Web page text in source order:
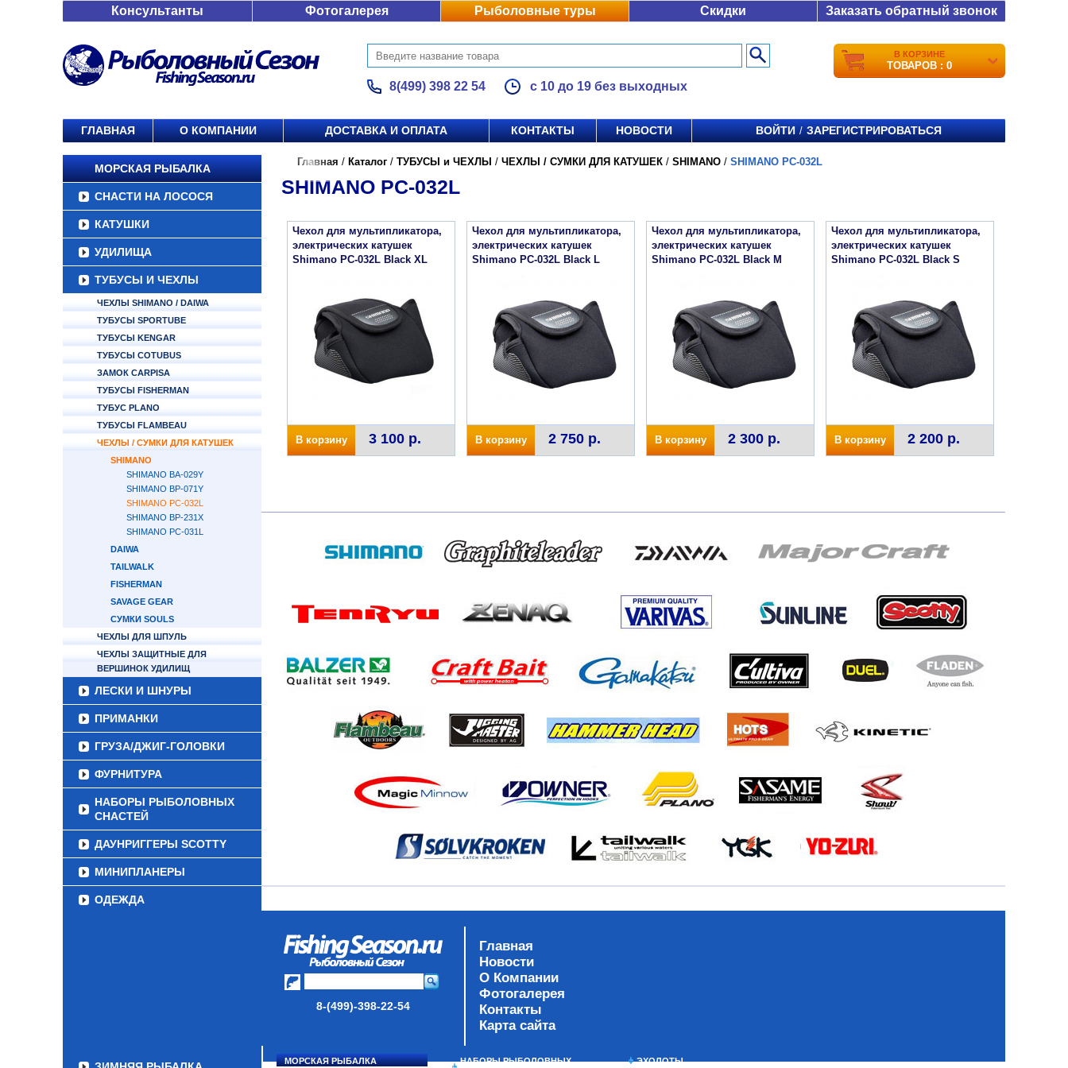
Консультанты Фотогалерея Рыболовные туры Скидки Заказать обратный звонок
8(499) 398 22 54 с 10 до 19 без выходных
В КОРЗИНЕ
ТОВАРОВ : 0
ГЛАВНАЯ О КОМПАНИИ ДОСТАВКА И ОПЛАТА КОНТАКТЫ НОВОСТИ ВОЙТИ / ЗАРЕГИСТРИРОВАТЬСЯ
МОРСКАЯ РЫБАЛКА
СНАСТИ НА ЛОСОСЯ
КАТУШКИ
УДИЛИЩА
ТУБУСЫ И ЧЕХЛЫ
ЧЕХЛЫ SHIMANO / DAIWA
ТУБУСЫ SPORTUBE
ТУБУСЫ KENGAR
ТУБУСЫ COTUBUS
ЗАМОК CARPISA
ТУБУСЫ FISHERMAN
ТУБУС PLANO
ТУБУСЫ FLAMBEAU
ЧЕХЛЫ / СУМКИ ДЛЯ КАТУШЕК
SHIMANO
SHIMANO BA-029Y
SHIMANO BP-071Y
SHIMANO PC-032L
SHIMANO BP-231X
SHIMANO PC-031L
DAIWA
TAILWALK
FISHERMAN
SAVAGE GEAR
СУМКИ SOULS
ЧЕХЛЫ ДЛЯ ШПУЛЬ
ЧЕХЛЫ ЗАЩИТНЫЕ ДЛЯ
ВЕРШИНОК УДИЛИЩ
ЛЕСКИ И ШНУРЫ
ПРИМАНКИ
ГРУЗА/ДЖИГ-ГОЛОВКИ
ФУРНИТУРА
НАБОРЫ РЫБОЛОВНЫХ
СНАСТЕЙ
ДАУНРИГГЕРЫ SCOTTY
МИНИПЛАНЕРЫ
ОДЕЖДА
Главная / Каталог / ТУБУСЫ и ЧЕХЛЫ / ЧЕХЛЫ / СУМКИ ДЛЯ КАТУШЕК / SHIMANO / SHIMANO PC-032L
SHIMANO PC-032L
Чехол для мультипликатора,
электрических катушек
Shimano PC-032L Black XL
В корзину 3 100 р.
Чехол для мультипликатора,
электрических катушек
Shimano PC-032L Black L
В корзину 2 750 р.
Чехол для мультипликатора,
электрических катушек
Shimano PC-032L Black M
В корзину 2 300 р.
Чехол для мультипликатора,
электрических катушек
Shimano PC-032L Black S
В корзину 2 200 р.
8-(499)-398-22-54
Главная
Новости
О Компании
Фотогалерея
Контакты
Карта сайта
МОРСКАЯ РЫБАЛКА НАБОРЫ РЫБОЛОВНЫХ ЭХОЛОТЫ